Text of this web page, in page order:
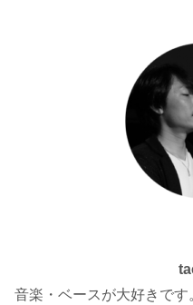
音楽・ベースが大好きで